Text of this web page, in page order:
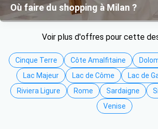
Où faire du shopping à Milan ?
Voir plus d'offres pour cette
Cinque Terre Côte Amalfitaine
Lac Majeur
Lac de Côme Lac de
Riviera Ligure
Rome Sardaigne
Venise